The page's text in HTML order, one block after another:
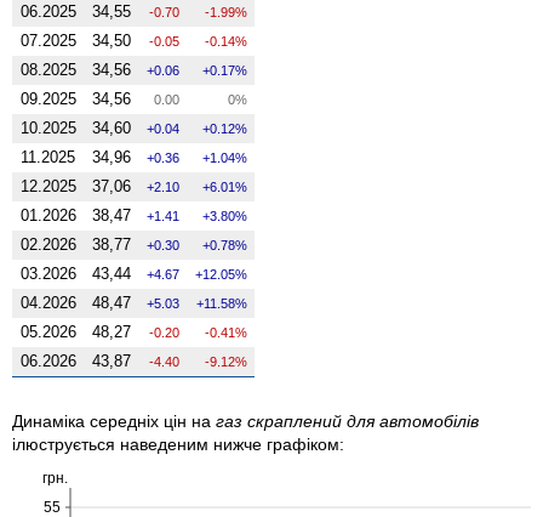
06.2025 34,55 -0.70 -1.99%
07.2025 34,50 -0.05 -0.14%
08.2025 34,56 0.06 0.17%
09.2025 34,56 0.00 0%
10.2025 34,60 0.04 0.12%
11.2025 34,96 0.36 1.04%
12.2025 37,06 2.10 6.01%
01.2026 38,47 1.41 3.80%
02.2026 38,77 0.30 0.78%
03.2026 43,44 4.67 12.05%
04.2026 48,47 5.03 11.58%
05.2026 48,27 -0.20 -0.41%
06.2026 43,87 -4.40 -9.12%
Динаміка середніх цін на газ скраплений для автомобілів
ілюструється наведеним нижче графіком:
55
грн.